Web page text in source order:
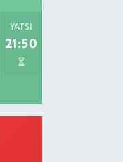
YATSI
21:50